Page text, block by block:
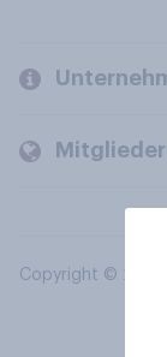
Copyright © 2026